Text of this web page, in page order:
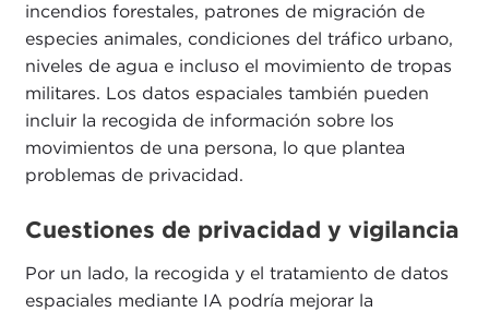
incendios forestales, patrones de migración de
especies animales, condiciones del tráfico urbano,
niveles de agua e incluso el movimiento de tropas
militares. Los datos espaciales también pueden
incluir la recogida de información sobre los
movimientos de una persona, lo que plantea
problemas de privacidad.
Cuestiones de privacidad y vigilancia
Por un lado, la recogida y el tratamiento de datos
espaciales mediante IA podría mejorar la